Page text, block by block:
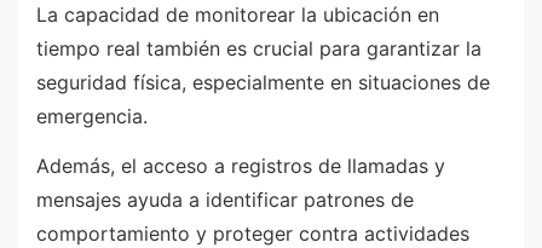
La capacidad de monitorear la ubicación en
tiempo real también es crucial para garantizar la
seguridad física, especialmente en situaciones de
emergencia.
Además, el acceso a registros de llamadas y
mensajes ayuda a identificar patrones de
comportamiento y proteger contra actividades